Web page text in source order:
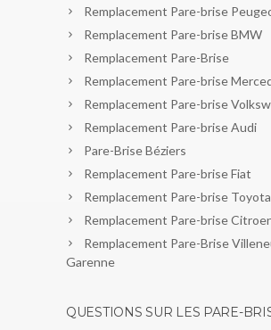
Remplacement Pare-brise
Remplacement Pare-brise BMW
Remplacement Pare-Brise
Remplacement Pare-brise
Remplacement Pare-brise
Remplacement Pare-brise Audi
Pare-Brise Béziers
Remplacement Pare-brise Fiat
Remplacement Pare-brise Toyota
Remplacement Pare-brise
Remplacement Pare-Brise
Garenne
QUESTIONS SUR LES PARE-